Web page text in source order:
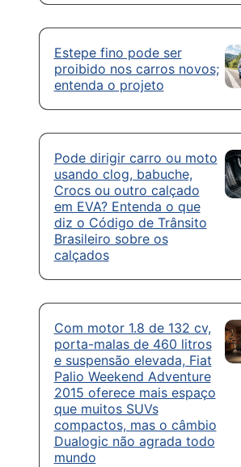
Estepe fino pode ser
proibido nos carros novos;
entenda o projeto
Pode dirigir carro ou moto
usando clog, babuche,
Crocs ou outro calçado
em EVA? Entenda o que
diz o Código de Trânsito
Brasileiro sobre os
calçados
Com motor 1.8 de 132 cv,
porta-malas de 460 litros
e suspensão elevada, Fiat
Palio Weekend Adventure
2015 oferece mais espaço
que muitos SUVs
compactos, mas o câmbio
Dualogic não agrada todo
mundo